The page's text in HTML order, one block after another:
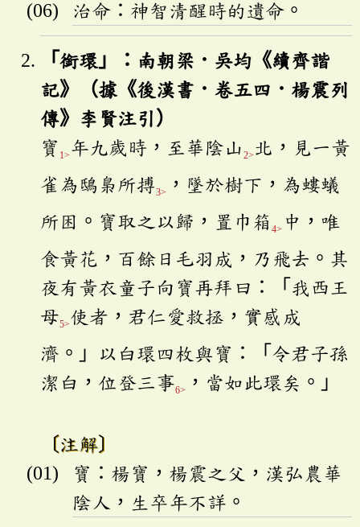
治命：神智清醒時的遺命。
「銜環」：南朝梁．吳均《續齊諧
記》（據《後漢書．卷五四．楊震列
傳》李賢注引）
寶 1> 年九歲時，至華陰山 2> 北，見一黃
雀為鴟梟所搏3>
，墜於樹下，為螻蟻
所困。寶取之以歸，置巾箱 4> 中，唯
食黃花，百餘日毛羽成，乃飛去。其
夜有黃衣童子向寶再拜曰：「我西王
母5>使者，君仁愛救拯，實感成
濟。」以白環四枚與寶：「令君子孫
潔白，位登三事6> ，當如此環矣。」
〔注解〕
寶：楊寶，楊震之父，漢弘農華
陰人，生卒年不詳。